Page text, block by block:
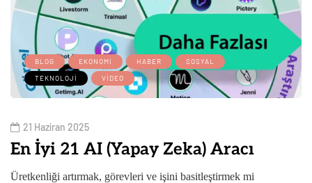
BLOG EKONOMI HABER
SOSYAL
TEKNOLOJI
VIDEO
21 Haziran 2025
En İyi 21 AI (Yapay Zeka) Aracı
Üretkenliği artırmak, görevleri ve işini basitleştirmek mi